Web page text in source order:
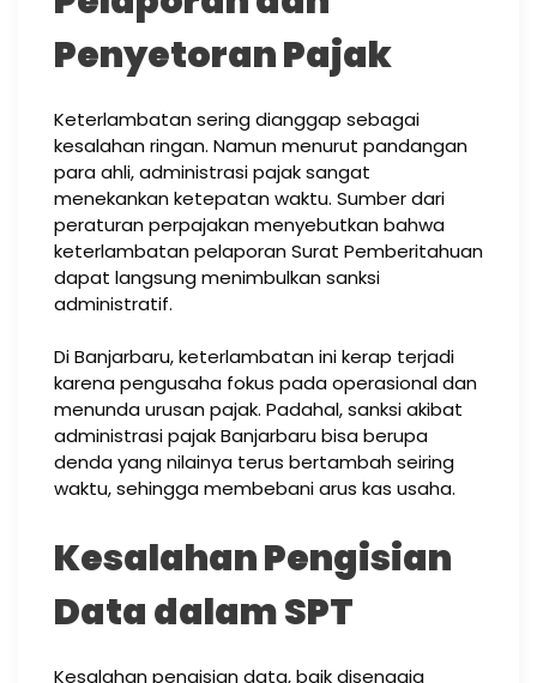
Penyetoran Pajak
Keterlambatan sering dianggap sebagai
kesalahan ringan. Namun menurut pandangan
para ahli, administrasi pajak sangat
menekankan ketepatan waktu. Sumber dari
peraturan perpajakan menyebutkan bahwa
keterlambatan pelaporan Surat Pemberitahuan
dapat langsung menimbulkan sanksi
administratif.
Di Banjarbaru, keterlambatan ini kerap terjadi
karena pengusaha fokus pada operasional dan
menunda urusan pajak. Padahal, sanksi akibat
administrasi pajak Banjarbaru bisa berupa
denda yang nilainya terus bertambah seiring
waktu, sehingga membebani arus kas usaha.
Kesalahan Pengisian
Data dalam SPT
Kesalahan pengisian data, baik disengaja